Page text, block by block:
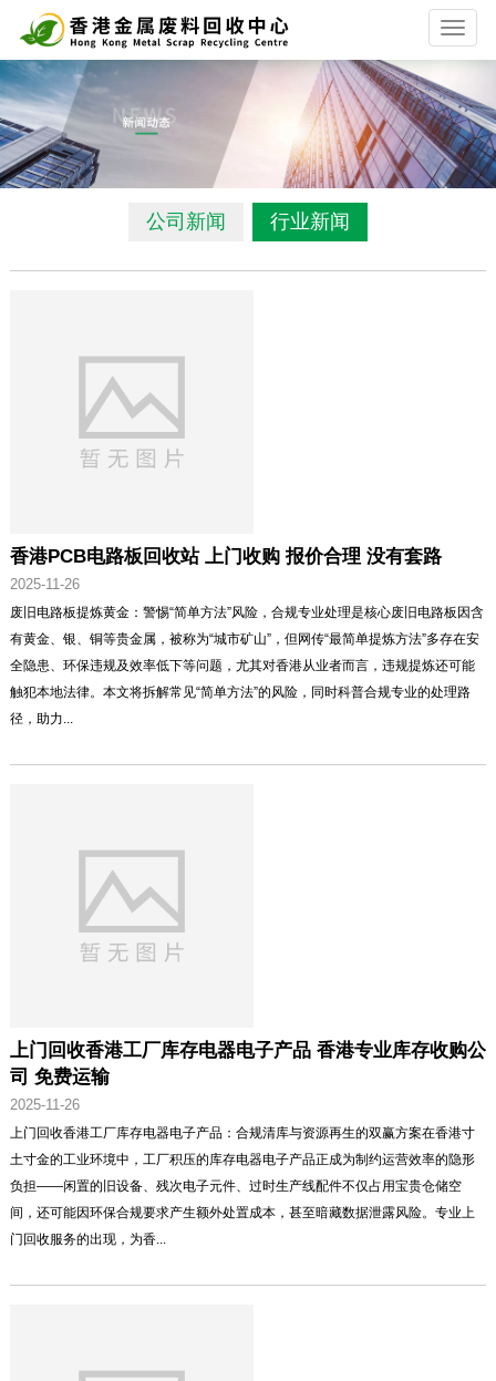
T
o
g
l
e
n
a
a
公司新闻 行业新闻
香港PCB电路板回收站 上门收购 报价合理 没有套路
2025-11-26
废旧电路板提炼黄金：警惕“简单方法”风险，合规专业处理是核心废旧电路板因含
有黄金、银、铜等贵金属，被称为“城市矿山”，但网传“最简单提炼方法”多存在安
全隐患、环保违规及效率低下等问题，尤其对香港从业者而言，违规提炼还可能
触犯本地法律。本文将拆解常见“简单方法”的风险，同时科普合规专业的处理路
径，助力...
上门回收香港工厂库存电器电子产品 香港专业库存收购公
司 免费运输
2025-11-26
上门回收香港工厂库存电器电子产品：合规清库与资源再生的双赢方案在香港寸
土寸金的工业环境中，工厂积压的库存电器电子产品正成为制约运营效率的隐形
负担——闲置的旧设备、残次电子元件、过时生产线配件不仅占用宝贵仓储空
间，还可能因环保合规要求产生额外处置成本，甚至暗藏数据泄露风险。专业上
门回收服务的出现，为香...